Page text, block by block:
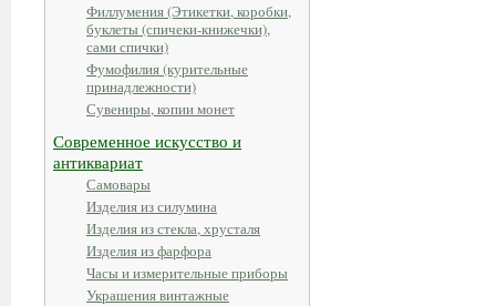
Филлумения (Этикетки, коробки,
буклеты (спичеки-книжечки),
сами спички)
Фумофилия (курительные
принадлежности)
Сувениры, копии монет
Современное искусство и
антиквариат
Самовары
Изделия из силумина
Изделия из стекла, хрусталя
Изделия из фарфора
Часы и измерительные приборы
Украшения винтажные